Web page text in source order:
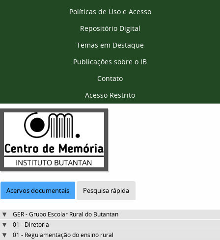
Políticas de Uso e Acesso
Repositório Digital
Temas em Destaque
Publicações sobre o IB
Contato
Acesso Restrito
Acervos documentais Pesquisa rápida
GER - Grupo Escolar Rural do Butantan
01 - Diretoria
01 - Regulamentação do ensino rural